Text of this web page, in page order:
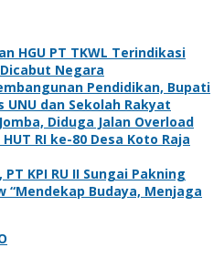
HGU PT TKWL Terindikasi
Negara
Pendidikan, Bupati
UNU dan Sekolah Rakyat
Diduga Jalan Overload
RI ke-80 Desa Koto Raja
KPI RU II Sungai Pakning
“Mendekap Budaya, Menjaga